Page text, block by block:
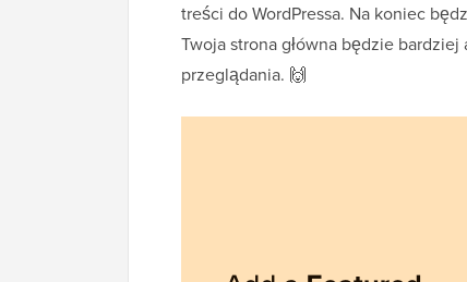
treści do WordPressa. Na koniec
Twoja strona główna będzie
przeglądania. 🙌